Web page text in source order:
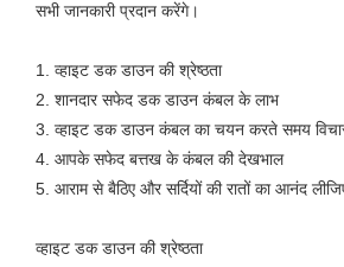
सभी जानकारी प्रदान करेंगे।
1. व्हाइट डक डाउन की श्रेष्ठता
2. शानदार सफेद डक डाउन कंबल के लाभ
3. व्हाइट डक डाउन कंबल का चयन करते समय
4. आपके सफेद बत्तख के कंबल की देखभाल
5. आराम से बैठिए और सर्दियों की रातों का आनंद
व्हाइट डक डाउन की श्रेष्ठता